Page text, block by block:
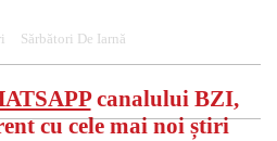
Sărbători De Iarnă
canalului BZI,
cu cele mai noi știri